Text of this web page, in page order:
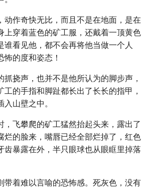
动作奇快无比，而且不是在地面，是在
上穿着蓝色的矿工服，还戴着一顶黄色
谁看见他，都不会再将他当做一个人
的度和姿态！
抓挠声，也并不是他所认为的脚步声，
工的手指和脚趾都长出了长长的指甲，
山壁之中。
，飞攀爬的矿工猛然抬起头来，露出了
烂的脸来，嘴唇已经全部烂掉了，红色
齿暴露在外，半只眼球也从眼眶里掉落
带着难以言喻的恐怖感。死灰色，没有